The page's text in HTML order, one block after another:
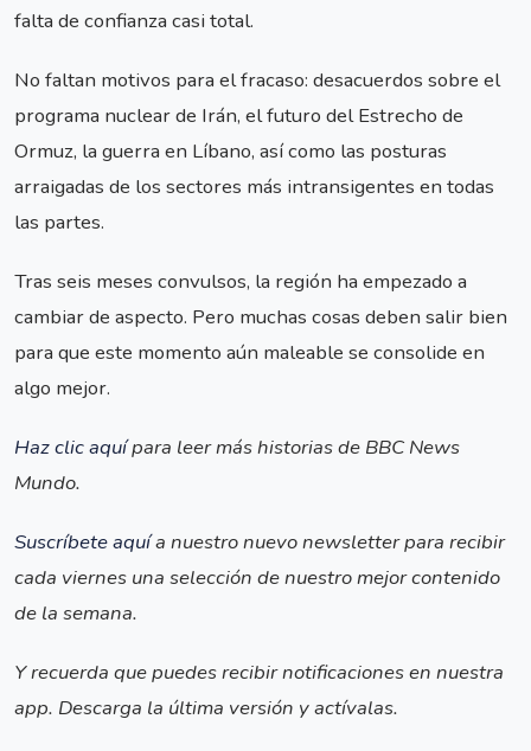
falta de confianza casi total.
No faltan motivos para el fracaso: desacuerdos sobre el
programa nuclear de Irán, el futuro del Estrecho de
Ormuz, la guerra en Líbano, así como las posturas
arraigadas de los sectores más intransigentes en todas
las partes.
Tras seis meses convulsos, la región ha empezado a
cambiar de aspecto. Pero muchas cosas deben salir bien
para que este momento aún maleable se consolide en
algo mejor.
Haz clic aquípara leer más historias de BBC News
Mundo.
Suscríbete aquía nuestro nuevo newsletter para recibir
cada viernes una selección de nuestro mejor contenido
de la semana.
Y recuerda que puedes recibir notificaciones en nuestra
app. Descarga la última versión y actívalas.